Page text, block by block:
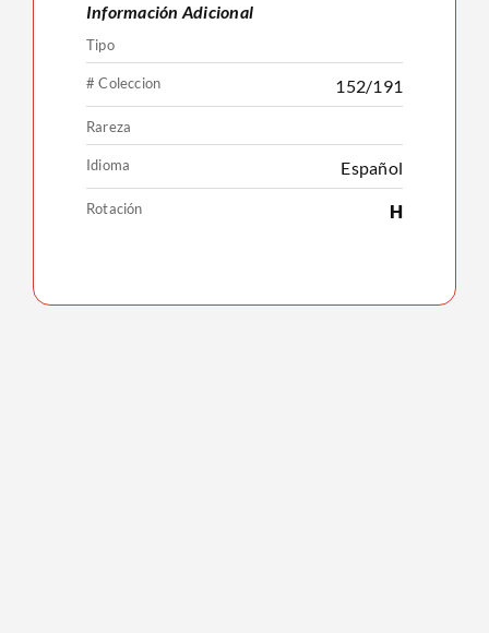
cantidad
Información Adicional
Tipo
# Coleccion 152/191
Rareza
Idioma Español
Rotación H